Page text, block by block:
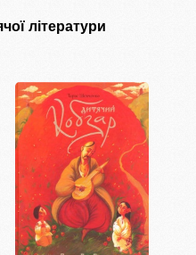
літератури